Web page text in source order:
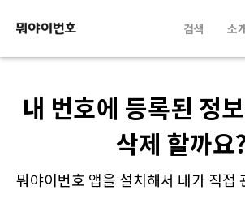
검색 소
내 번호에 등록된 정
삭제 할까요
뭐야이번호 앱을 설치해서 내가 직접